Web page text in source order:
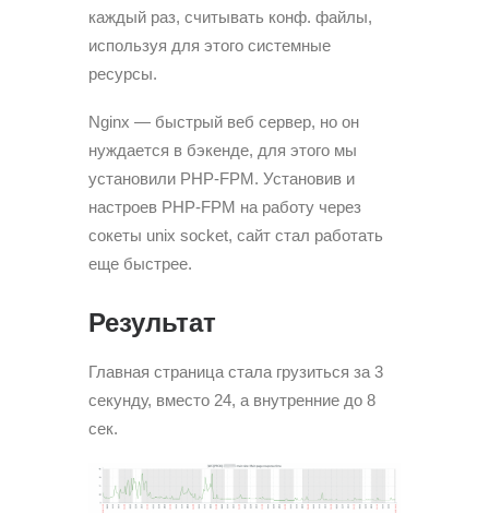
каждый раз, считывать конф. файлы,
используя для этого системные
ресурсы.
Nginx — быстрый веб сервер, но он
нуждается в бэкенде, для этого мы
установили PHP-FPM. Установив и
настроев PHP-FPM на работу через
сокеты unix socket, сайт стал работать
еще быстрее.
Результат
Главная страница стала грузиться за 3
секунду, вместо 24, а внутренние до 8
сек.